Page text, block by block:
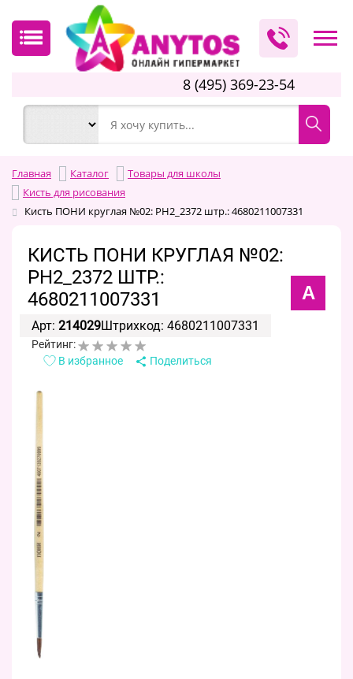
8 (495) 369-23-54
Главная Каталог
Товары для школы
Кисть для рисования
Кисть ПОНИ круглая №02: PH2_2372 штр.: 4680211007331
КИСТЬ ПОНИ КРУГЛАЯ №02:
PH2_2372 ШТР.:
4680211007331
A
Арт: 214029Штрихкод: 4680211007331
Рейтинг:
В избранное
Поделиться